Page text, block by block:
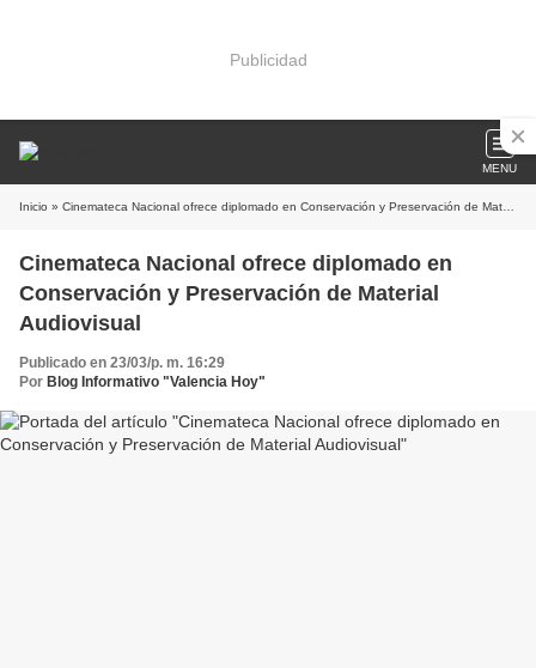
Publicidad
MENU
Inicio » Cinemateca Nacional ofrece diplomado en Conservación y Preservación de Material Audiovisual
Cinemateca Nacional ofrece diplomado en
Conservación y Preservación de Material
Audiovisual
Publicado en 23/03/p. m. 16:29
Por Blog Informativo "Valencia Hoy"